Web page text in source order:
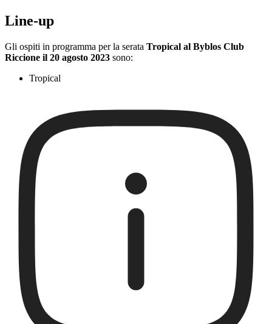
Line-up
Gli ospiti in programma per la serata Tropical al Byblos Club
Riccione il 20 agosto 2023 sono:
Tropical